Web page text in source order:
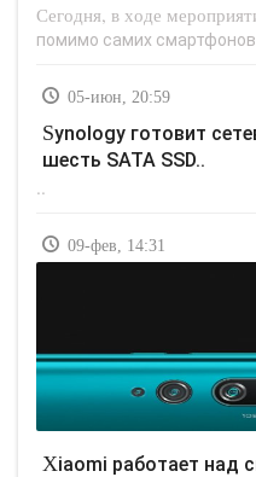
Сегодня, в ходе
помимо самих смартфонов
05-июн, 20:59
Synology готовит сетевое хранилище FS200T на
шесть SATA SSD..
..
09-фев, 14:31
Xiaomi работает над смартфоном со 144-Мп